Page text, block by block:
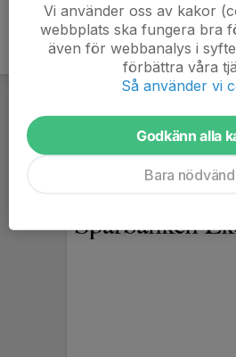
Vi använder oss av kakor
webbplats ska fungera bra
även för webbanalys i
förbättra våra
Så använder vi
Godkänn alla
Bara